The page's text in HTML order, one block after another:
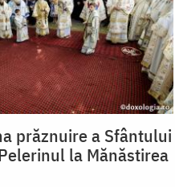
prăznuire a Sfântului
la Mănăstirea